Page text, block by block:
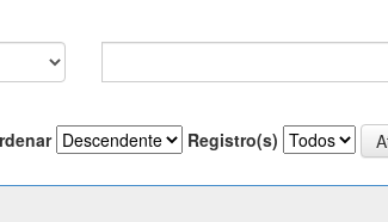
Registro(s)